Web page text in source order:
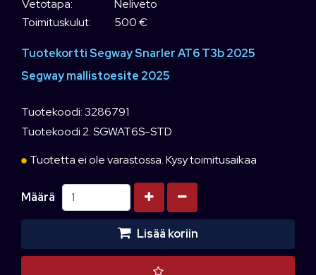
Vetotapa:
Neliveto
Toimituskulut:
500 €
Tuotekortti Segway Snarler AT6 T3b 2025
Segway mallistoesite 2025
Tuotekoodi: 3286791
Tuotekoodi 2: SGWAT6S-STD
Tuotetta ei ole varastossa. Kysy toimitusaikaa
Määrä Kasvata määrää
Vähennä määrää
Lisää koriin